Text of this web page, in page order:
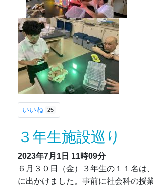
いいね 25
３年生施設巡り
2023年7月1日 11時09分
６月３０日（金）３年生の１１名は
に出かけました。事前に社会科の授